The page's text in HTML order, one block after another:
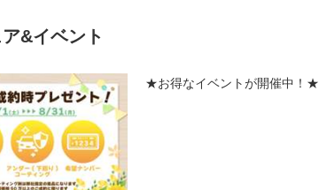
&イベント
★お得なイベントが開催中！★